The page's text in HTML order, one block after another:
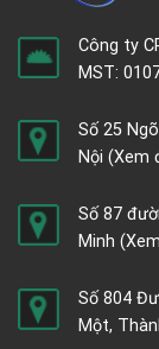
Công ty
MST:
Số 25
Nội (Xem
Số 87
Minh
Số 804
Một,